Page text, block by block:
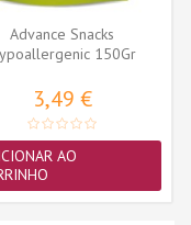
Advance Snacks
150Gr
3,49 €
AO